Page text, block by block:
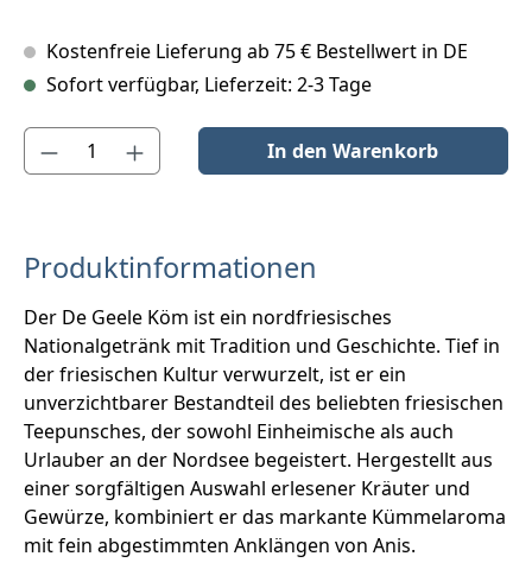
Kostenfreie Lieferung ab 75 € Bestellwert in DE
Sofort verfügbar, Lieferzeit: 2-3 Tage
Produkt Anzahl: Gib den gewünschten Wert ein oder benutze
In den Warenkorb
Produktinformationen
Der De Geele Köm ist ein nordfriesisches
Nationalgetränk mit Tradition und Geschichte. Tief in
der friesischen Kultur verwurzelt, ist er ein
unverzichtbarer Bestandteil des beliebten friesischen
Teepunsches, der sowohl Einheimische als auch
Urlauber an der Nordsee begeistert. Hergestellt aus
einer sorgfältigen Auswahl erlesener Kräuter und
Gewürze, kombiniert er das markante Kümmelaroma
mit fein abgestimmten Anklängen von Anis.